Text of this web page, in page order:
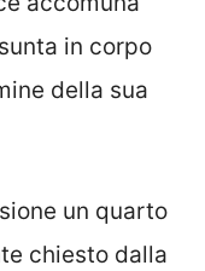
in corpo
della sua
un quarto
chiesto dalla